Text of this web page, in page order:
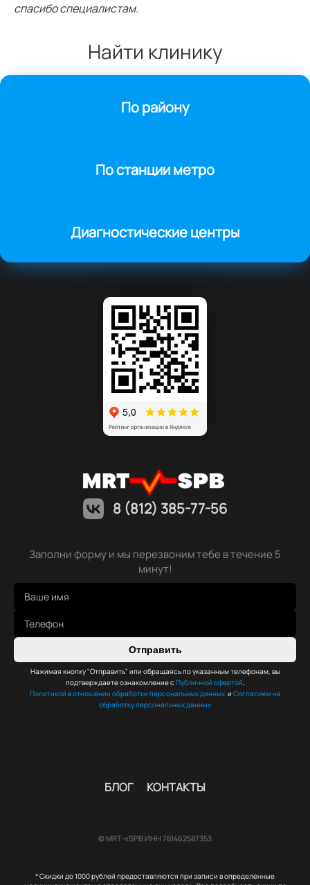
спасибо специалистам.
Найти клинику
По району
По станции метро
Диагностические центры
8 (812) 385-77-56
Заполни форму и мы перезвоним тебе в течение 5
минут!
Отправить
Нажимая кнопку "Отправить" или обращаясь по указанным телефонам, вы
подтверждаете ознакомление с Публичной офертой,
Политикой в отношении обработки персональных данных и Согласием на
обработку персональных данных
БЛОГ КОНТАКТЫ
© MRT-vSPB ИНН 781462587353
* Скидки до 1000 рублей предоставляются при записи в определенные